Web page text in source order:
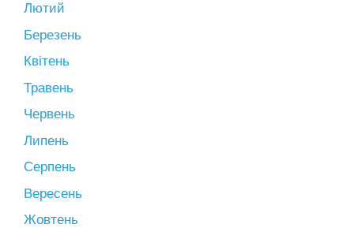
Лютий
Березень
Квітень
Травень
Червень
Липень
Серпень
Вересень
Жовтень